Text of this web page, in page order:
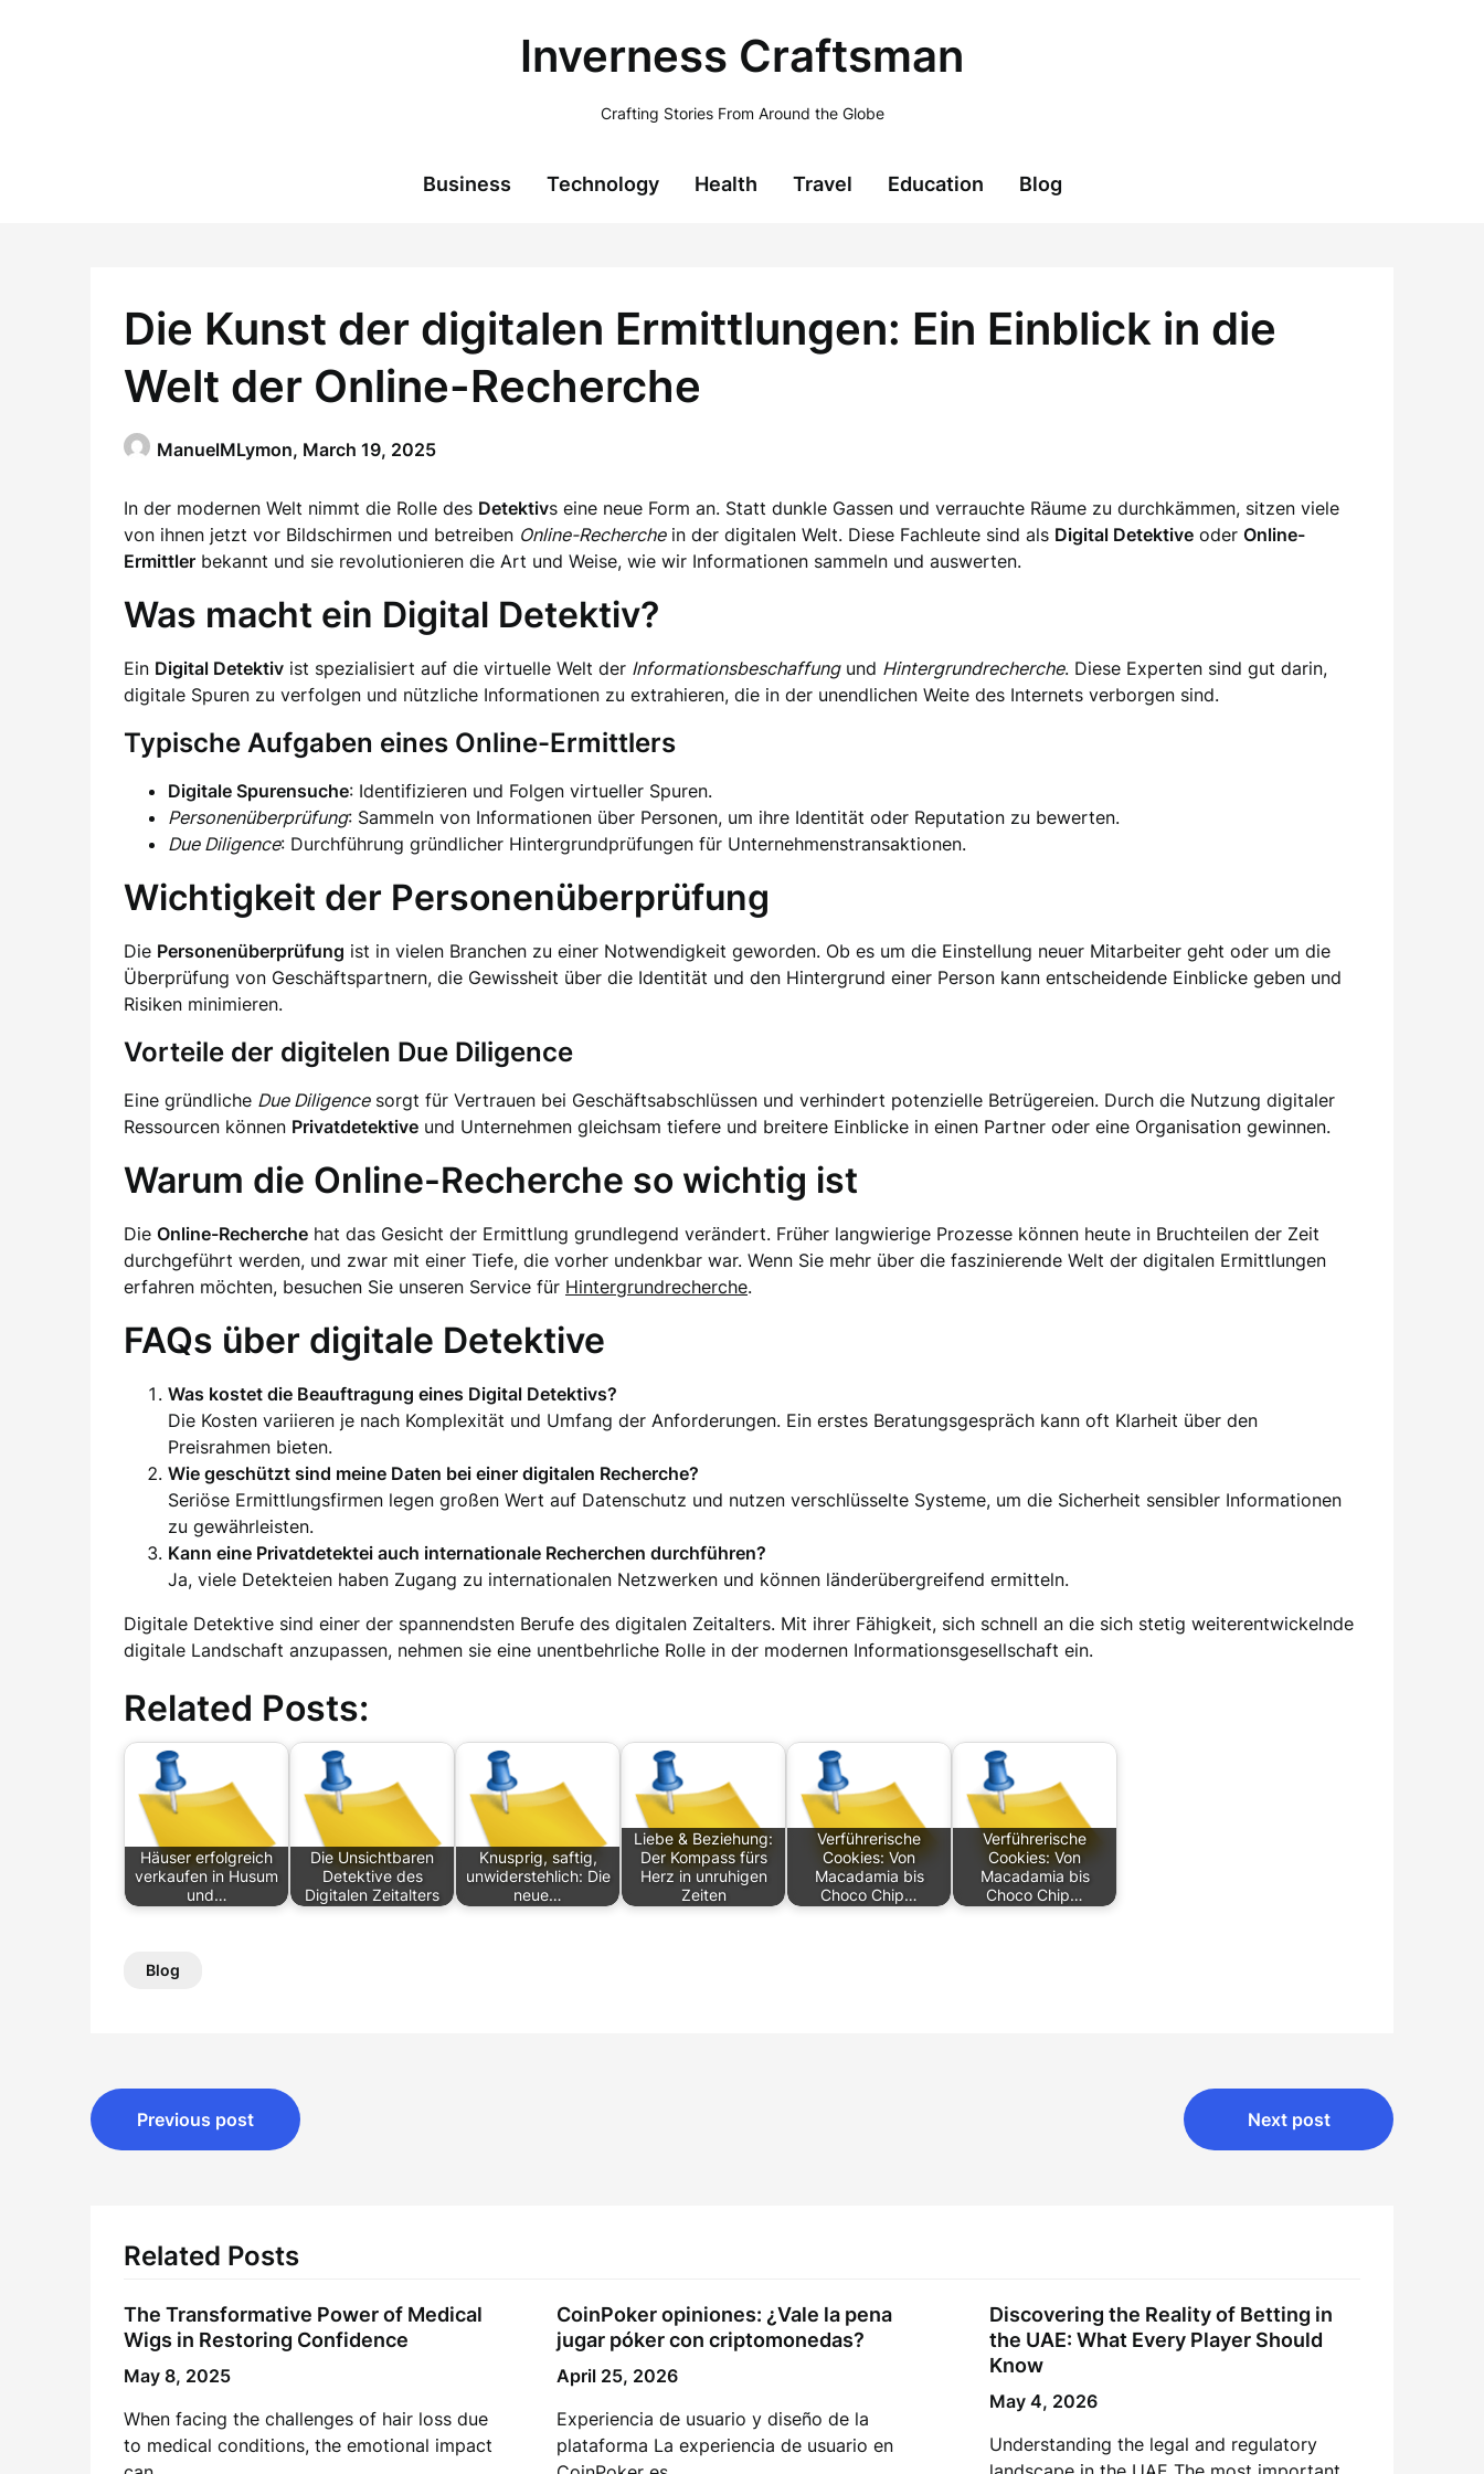
Inverness Craftsman
Crafting Stories From Around the Globe
Business Technology Health Travel Education Blog
Die Kunst der digitalen Ermittlungen: Ein Einblick in die
Welt der Online-Recherche
ManuelMLymon, March 19, 2025
In der modernen Welt nimmt die Rolle des Detektivs eine neue Form an. Statt dunkle Gassen und verrauchte Räume zu durchkämmen, sitzen viele
von ihnen jetzt vor Bildschirmen und betreiben Online-Recherchein der digitalen Welt. Diese Fachleute sind als Digital Detektive oder Online-
Ermittler bekannt und sie revolutionieren die Art und Weise, wie wir Informationen sammeln und auswerten.
Was macht ein Digital Detektiv?
Ein Digital Detektiv ist spezialisiert auf die virtuelle Welt der Informationsbeschaffungund Hintergrundrecherche. Diese Experten sind gut darin,
digitale Spuren zu verfolgen und nützliche Informationen zu extrahieren, die in der unendlichen Weite des Internets verborgen sind.
Typische Aufgaben eines Online-Ermittlers
Digitale Spurensuche: Identifizieren und Folgen virtueller Spuren.
Personenüberprüfung: Sammeln von Informationen über Personen, um ihre Identität oder Reputation zu bewerten.
Due Diligence: Durchführung gründlicher Hintergrundprüfungen für Unternehmenstransaktionen.
Wichtigkeit der Personenüberprüfung
Die Personenüberprüfung ist in vielen Branchen zu einer Notwendigkeit geworden. Ob es um die Einstellung neuer Mitarbeiter geht oder um die
Überprüfung von Geschäftspartnern, die Gewissheit über die Identität und den Hintergrund einer Person kann entscheidende Einblicke geben und
Risiken minimieren.
Vorteile der digitelen Due Diligence
Eine gründliche Due Diligencesorgt für Vertrauen bei Geschäftsabschlüssen und verhindert potenzielle Betrügereien. Durch die Nutzung digitaler
Ressourcen können Privatdetektive und Unternehmen gleichsam tiefere und breitere Einblicke in einen Partner oder eine Organisation gewinnen.
Warum die Online-Recherche so wichtig ist
Die Online-Recherche hat das Gesicht der Ermittlung grundlegend verändert. Früher langwierige Prozesse können heute in Bruchteilen der Zeit
durchgeführt werden, und zwar mit einer Tiefe, die vorher undenkbar war. Wenn Sie mehr über die faszinierende Welt der digitalen Ermittlungen
erfahren möchten, besuchen Sie unseren Service für Hintergrundrecherche.
FAQs über digitale Detektive
Was kostet die Beauftragung eines Digital Detektivs?
Die Kosten variieren je nach Komplexität und Umfang der Anforderungen. Ein erstes Beratungsgespräch kann oft Klarheit über den
Preisrahmen bieten.
Wie geschützt sind meine Daten bei einer digitalen Recherche?
Seriöse Ermittlungsfirmen legen großen Wert auf Datenschutz und nutzen verschlüsselte Systeme, um die Sicherheit sensibler Informationen
zu gewährleisten.
Kann eine Privatdetektei auch internationale Recherchen durchführen?
Ja, viele Detekteien haben Zugang zu internationalen Netzwerken und können länderübergreifend ermitteln.
Digitale Detektive sind einer der spannendsten Berufe des digitalen Zeitalters. Mit ihrer Fähigkeit, sich schnell an die sich stetig weiterentwickelnde
digitale Landschaft anzupassen, nehmen sie eine unentbehrliche Rolle in der modernen Informationsgesellschaft ein.
Related Posts:
Häuser erfolgreich
verkaufen in Husum
und…
Die Unsichtbaren
Detektive des
Digitalen Zeitalters
Knusprig, saftig,
unwiderstehlich: Die
neue…
Liebe & Beziehung:
Der Kompass fürs
Herz in unruhigen
Zeiten
Verführerische
Cookies: Von
Macadamia bis
Choco Chip…
Verführerische
Cookies: Von
Macadamia bis
Choco Chip…
Blog
Post
navigation
Previous post Next post
Related Posts
The Transformative Power of Medical
Wigs in Restoring Confidence
May 8, 2025
When facing the challenges of hair loss due
to medical conditions, the emotional impact
CoinPoker opiniones: ¿Vale la pena
jugar póker con criptomonedas?
April 25, 2026
Experiencia de usuario y diseño de la
plataforma La experiencia de usuario en
Discovering the Reality of Betting in
the UAE: What Every Player Should
Know
May 4, 2026
Understanding the legal and regulatory